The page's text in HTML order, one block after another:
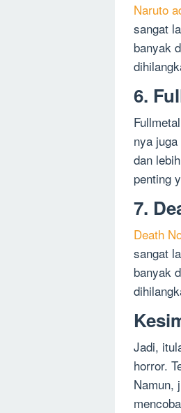
Naruto
sangat
banyak
6.
nya
dan
penting
7.
Death
sangat
banyak
Jadi,
horror.
Namun,